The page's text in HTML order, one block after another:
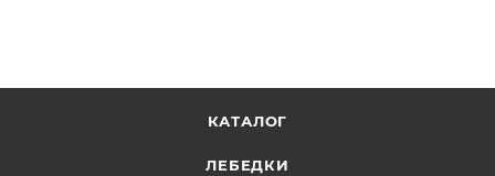
КАТАЛОГ
ЛЕБЕДКИ